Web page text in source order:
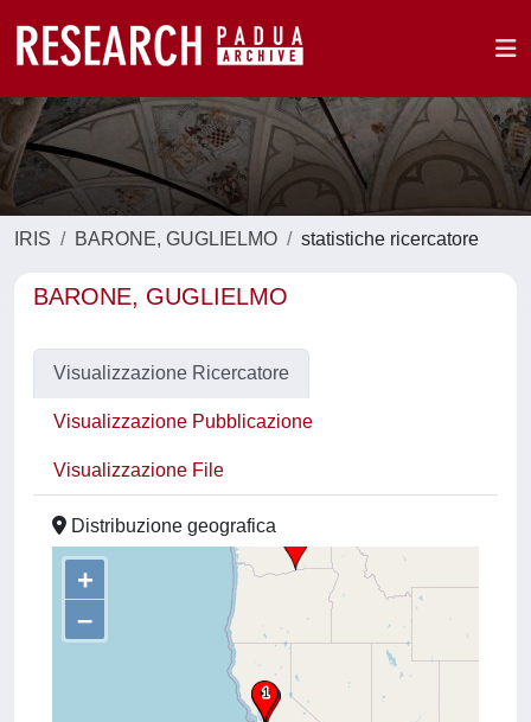
IRIS BARONE, GUGLIELMO statistiche ricercatore
BARONE, GUGLIELMO
Visualizzazione Ricercatore
Visualizzazione Pubblicazione
Visualizzazione File
Distribuzione geografica
+
–